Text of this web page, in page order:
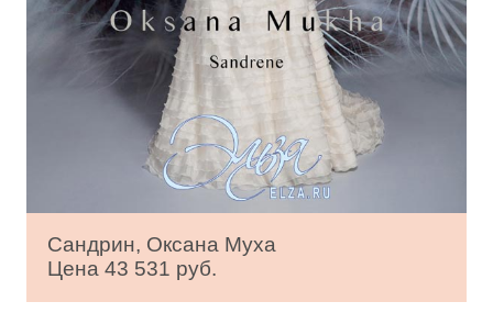
Сандрин, Оксана Муха
Цена 43 531 руб.